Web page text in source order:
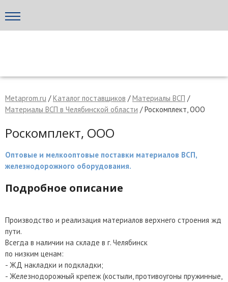
МЕТАПРОМ - российский торгово-промышленный портал
Написать поставщику
Metaprom.ru /Каталог поставщиков /Материалы ВСП /
Материалы ВСП в Челябинской области / Роскомплект, ООО
Роскомплект, ООО
Оптовые и мелкооптовые поставки материалов ВСП,
железнодорожного оборудования.
Подробное описание
Производство и реализация материалов верхнего строения жд
пути.
Всегда в наличии на складе в г. Челябинск
по низким ценам:
- ЖД накладки и подкладки;
- Железнодорожный крепеж (костыли, противоугоны пружинные,